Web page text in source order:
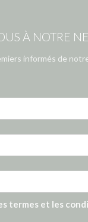
À NOTRE
informés de
termes et les